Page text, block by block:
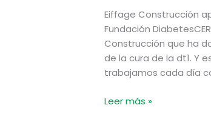
Eiffage Construcción
Fundación
Construcción que ha
de la cura de la dt1. Y
trabajamos cada día
Leer más »